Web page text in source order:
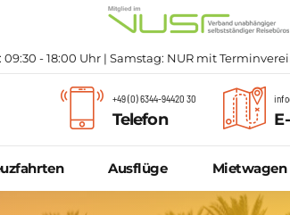
- 18:00 Uhr | Samstag: NUR mit
+49 (0) 6344-94420 30
Telefon
Ausflüge Mietwagen